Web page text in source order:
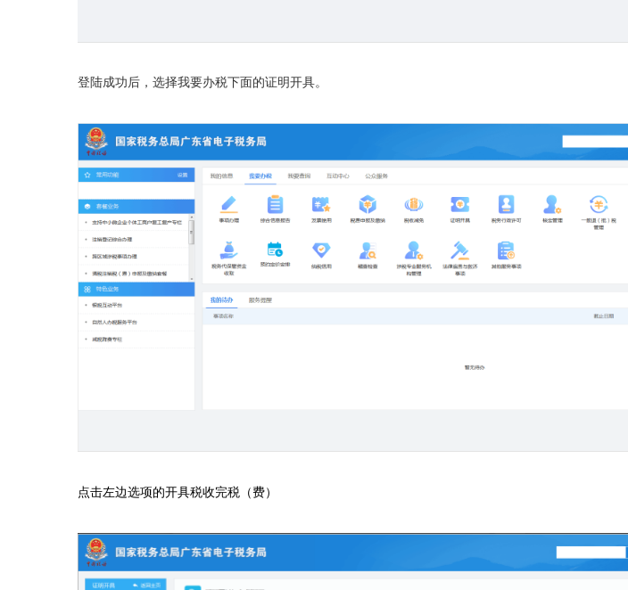
登陆成功后 ， 选择我要办税下面的证明开具。
点击左边选项的开具税收完税（费）